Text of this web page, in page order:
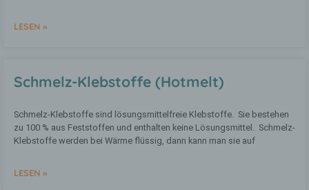
LESEN »
Schmelz-Klebstoffe (Hotmelt)
Schmelz-Klebstoffe sind lösungsmittelfreie Klebstoffe. Sie bestehen
zu 100 % aus Feststoffen und enthalten keine Lösungsmittel. Schmelz-
Klebstoffe werden bei Wärme flüssig, dann kann man sie auf
LESEN »
personenbezogener Daten mit dem Ziel,
ihre künftige Verarbeitung